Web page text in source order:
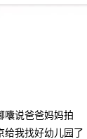
囔说爸爸妈妈拍
给我找好幼儿园了